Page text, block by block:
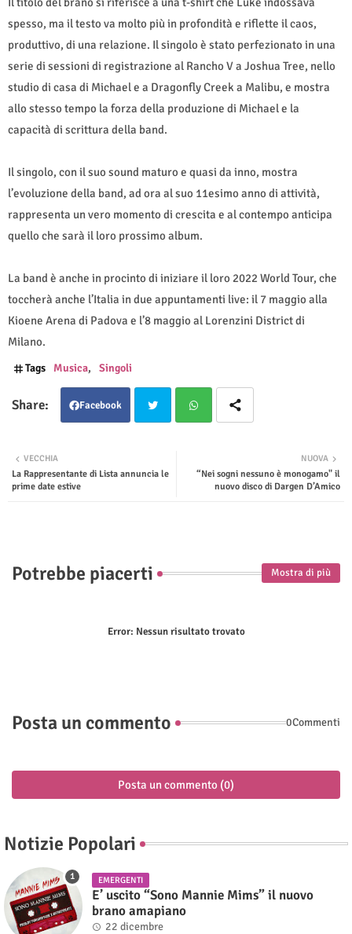
spesso, ma il testo va molto più in profondità e riflette il caos,
produttivo, di una relazione. Il singolo è stato perfezionato in una
serie di sessioni di registrazione al Rancho V a Joshua Tree, nello
studio di casa di Michael e a Dragonfly Creek a Malibu, e mostra
allo stesso tempo la forza della produzione di Michael e la
capacità di scrittura della band.
Il singolo, con il suo sound maturo e quasi da inno, mostra
l’evoluzione della band, ad ora al suo 11esimo anno di attività,
rappresenta un vero momento di crescita e al contempo anticipa
quello che sarà il loro prossimo album.
La band è anche in procinto di iniziare il loro 2022 World Tour, che
toccherà anche l’Italia in due appuntamenti live: il 7 maggio alla
Kioene Arena di Padova e l’8 maggio al Lorenzini District di
Milano.
Tags Musica Singoli
Facebook
ter tsap
NUOVA
“Nei sogni nessuno è monogamo" il
nuovo disco di Dargen D’Amico
VECCHIA
La Rappresentante di Lista annuncia le
prime date estive
Potrebbe piacerti Mostra di più
Error: Nessun risultato trovato
Posta un commento 0Commenti
Posta un commento (0)
Notizie Popolari
EMERGENTI
E’ uscito “Sono Mannie Mims” il nuovo
brano amapiano
22 dicembre